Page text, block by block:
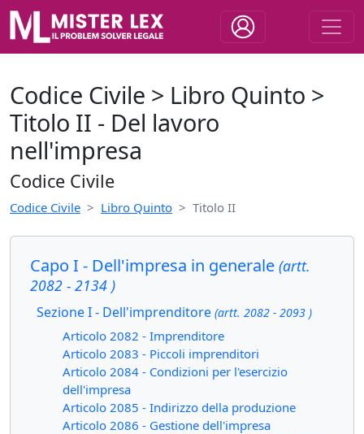
Codice Civile > Libro Quinto >
Titolo II - Del lavoro
nell'impresa
Codice Civile
Codice Civile Libro Quinto Titolo II
Capo I - Dell'impresa in generale (artt.
2082 - 2134 )
Sezione I - Dell'imprenditore (artt. 2082 - 2093 )
Articolo 2082 - Imprenditore
Articolo 2083 - Piccoli imprenditori
Articolo 2084 - Condizioni per l'esercizio
dell'impresa
Articolo 2085 - Indirizzo della produzione
Articolo 2086 - Gestione dell'impresa